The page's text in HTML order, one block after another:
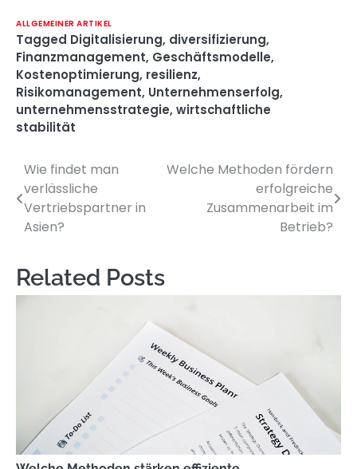
ALLGEMEINER ARTIKEL
Tagged Digitalisierung, diversifizierung,
Finanzmanagement, Geschäftsmodelle,
Kostenoptimierung, resilienz,
Risikomanagement, Unternehmenserfolg,
unternehmensstrategie, wirtschaftliche
stabilität
Post
navigation
Wie findet man
verlässliche
Vertriebspartner in
Asien?
Welche Methoden fördern
erfolgreiche
Zusammenarbeit im
Betrieb?
Related Posts